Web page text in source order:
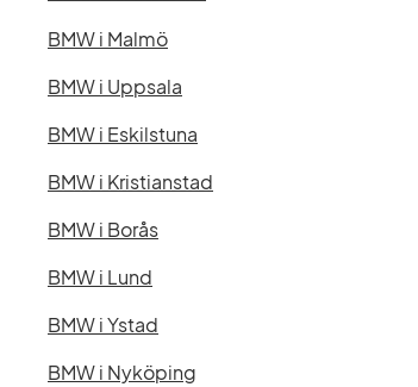
BMW i Malmö
BMW i Uppsala
BMW i Eskilstuna
BMW i Kristianstad
BMW i Borås
BMW i Lund
BMW i Ystad
BMW i Nyköping